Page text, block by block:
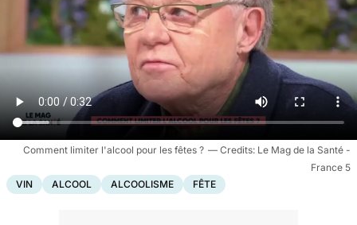
Comment limiter l'alcool pour les fêtes ?
Le Mag de la Santé -
France 5
VIN
ALCOOL ALCOOLISME FÊTE